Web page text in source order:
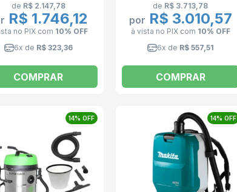
de R$ 2.147,78
R$ 1.746,12
no PIX com 10% OFF
6x de R$ 323,36
COMPRAR
de R$ 3.713,78
por R$ 3.010,57
à vista no PIX com 10% OFF
6x de R$ 557,51
COMPRAR
14% OFF 14% OFF